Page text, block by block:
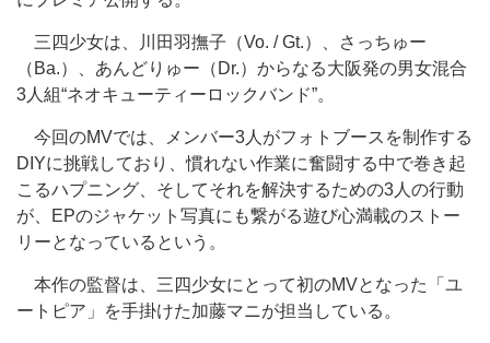
三四少女は、川田羽撫子（Vo. / Gt.）、さっちゅー
（Ba.）、あんどりゅー（Dr.）からなる大阪発の男女混合
3人組“ネオキューティーロックバンド”。
今回のMVでは、メンバー3人がフォトブースを制作する
DIYに挑戦しており、慣れない作業に奮闘する中で巻き起
こるハプニング、そしてそれを解決するための3人の行動
が、EPのジャケット写真にも繋がる遊び心満載のストー
リーとなっているという。
本作の監督は、三四少女にとって初のMVとなった「ユ
ートピア」を手掛けた加藤マニが担当している。